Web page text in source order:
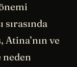
sırasında
ve
neden